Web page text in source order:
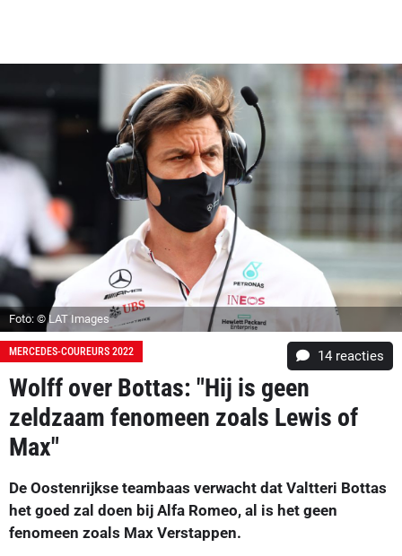
Foto: © LAT Images
MERCEDES-COUREURS 2022 14 reacties
Wolff over Bottas: "Hij is geen
zeldzaam fenomeen zoals Lewis of
Max"
De Oostenrijkse teambaas verwacht dat Valtteri Bottas
het goed zal doen bij Alfa Romeo, al is het geen
fenomeen zoals Max Verstappen.